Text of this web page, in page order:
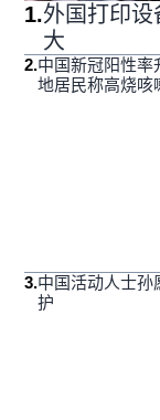
1.外国打印
大
2.中国新冠阳性
地居民称高烧咳
3.中国活动人士孙
护